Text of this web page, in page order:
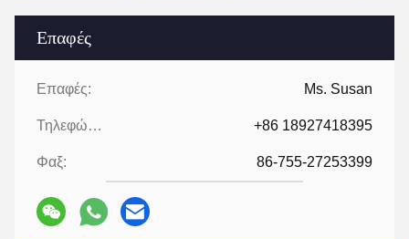
Επαφές
Επαφές: Ms. Susan
Τηλεφώνημα: +86 18927418395
Φαξ: 86-755-27253399